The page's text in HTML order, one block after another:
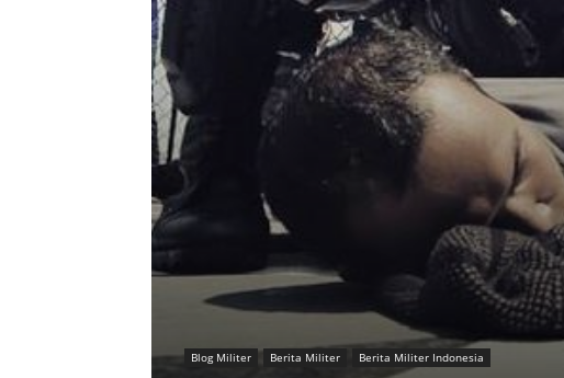
Blog Militer Berita Militer Berita Militer Indonesia